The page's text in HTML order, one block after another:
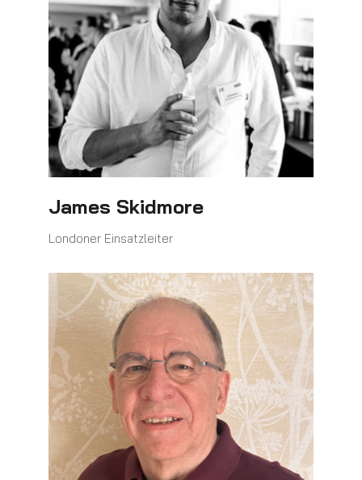
James Skidmore
Londoner Einsatzleiter